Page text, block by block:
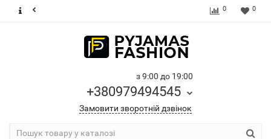
0 0
з 9:00 до 19:00
+380979494545
Замовити зворотній дзвінок